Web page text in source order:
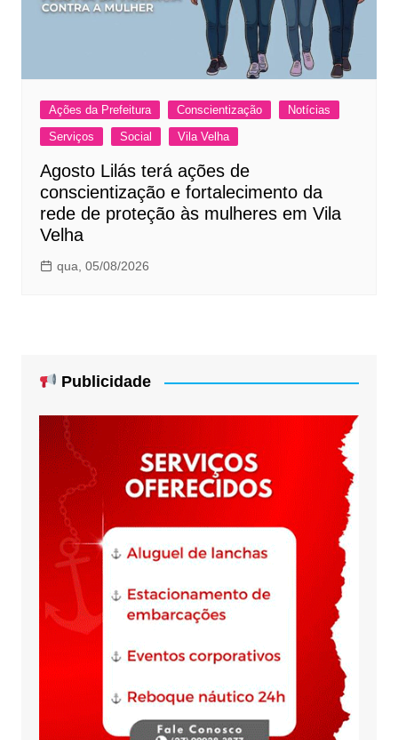
Ações da Prefeitura Conscientização
Notícias
Serviços
Social Vila Velha
Agosto Lilás terá ações de
conscientização e fortalecimento da
rede de proteção às mulheres em Vila
Velha
qua, 05/08/2026
Publicidade